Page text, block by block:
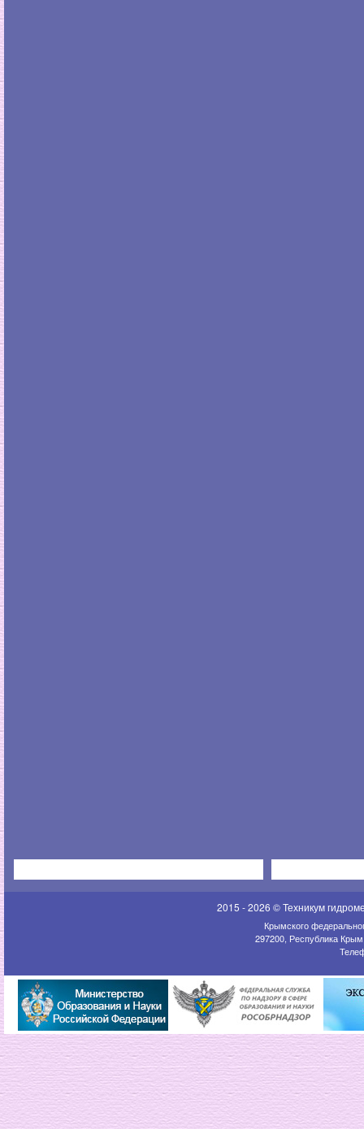
2015 - 2026 © Техникум
Крымского
297200, Республика